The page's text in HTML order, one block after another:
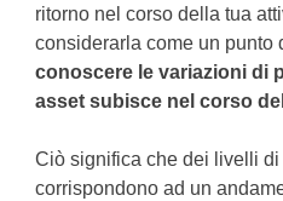
ritorno nel corso della tua
considerarla come un punto
conoscere le variazioni di
asset subisce nel corso
Ciò significa che dei livelli
corrispondono ad un